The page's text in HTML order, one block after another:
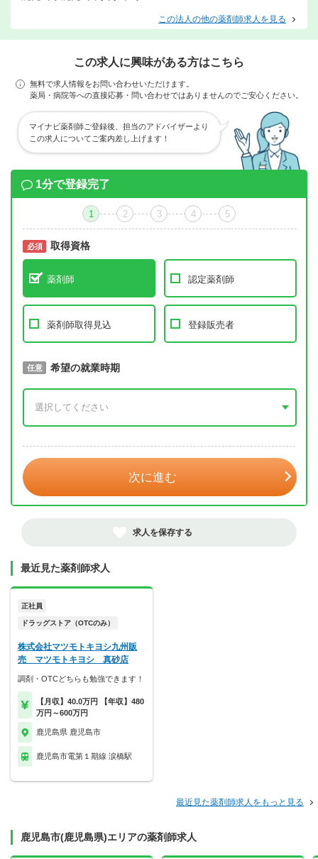
この法人の他の薬剤師求人を見る
この求人に興味がある方はこちら
無料で求人情報をお問い合わせいただけます。
薬局・病院等への直接応募・問い合わせではありませんのでご安心ください。
マイナビ薬剤師ご登録後、担当のアドバイザーより
この求人についてご案内差し上げます！
1分で登録完了
1 2 3 4 5
必須 取得資格
薬剤師 認定薬剤師
薬剤師取得見込 登録販売者
必須 取得予定年
任意 希望の就業時期
次に進む
求人を保存する
最近見た薬剤師求人
正社員
ドラッグストア（OTCのみ）
株式会社マツモトキヨシ九州販
売 マツモトキヨシ 真砂店
調剤・OTCどちらも勉強できます！
【月収】40.0万円 【年収】480
万円～600万円
鹿児島県 鹿児島市
鹿児島市電第１期線 涙橋駅
最近見た薬剤師求人をもっと見る
鹿児島市(鹿児島県)エリアの薬剤師求人